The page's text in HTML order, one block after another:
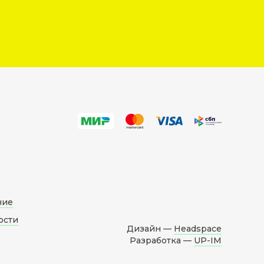
Дизайн — Headspace
Разработка — UP-IM